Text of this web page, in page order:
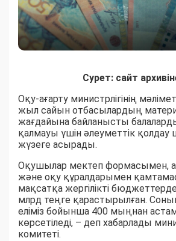
Сурет: сайт
Оқу-ағарту министрлігінің
жыл сайын отбасылардың
жағдайына байланысты
қалмауы үшін әлеуметтік қолдау
жүзеге асырады.
Оқушылар мектеп формасымен,
және оқу құралдарымен
мақсатқа жергілікті
млрд теңге қарастырылған.
еліміз бойынша 400 мыңнан
көрсетіледі, – деп хабарлады
комитеті.